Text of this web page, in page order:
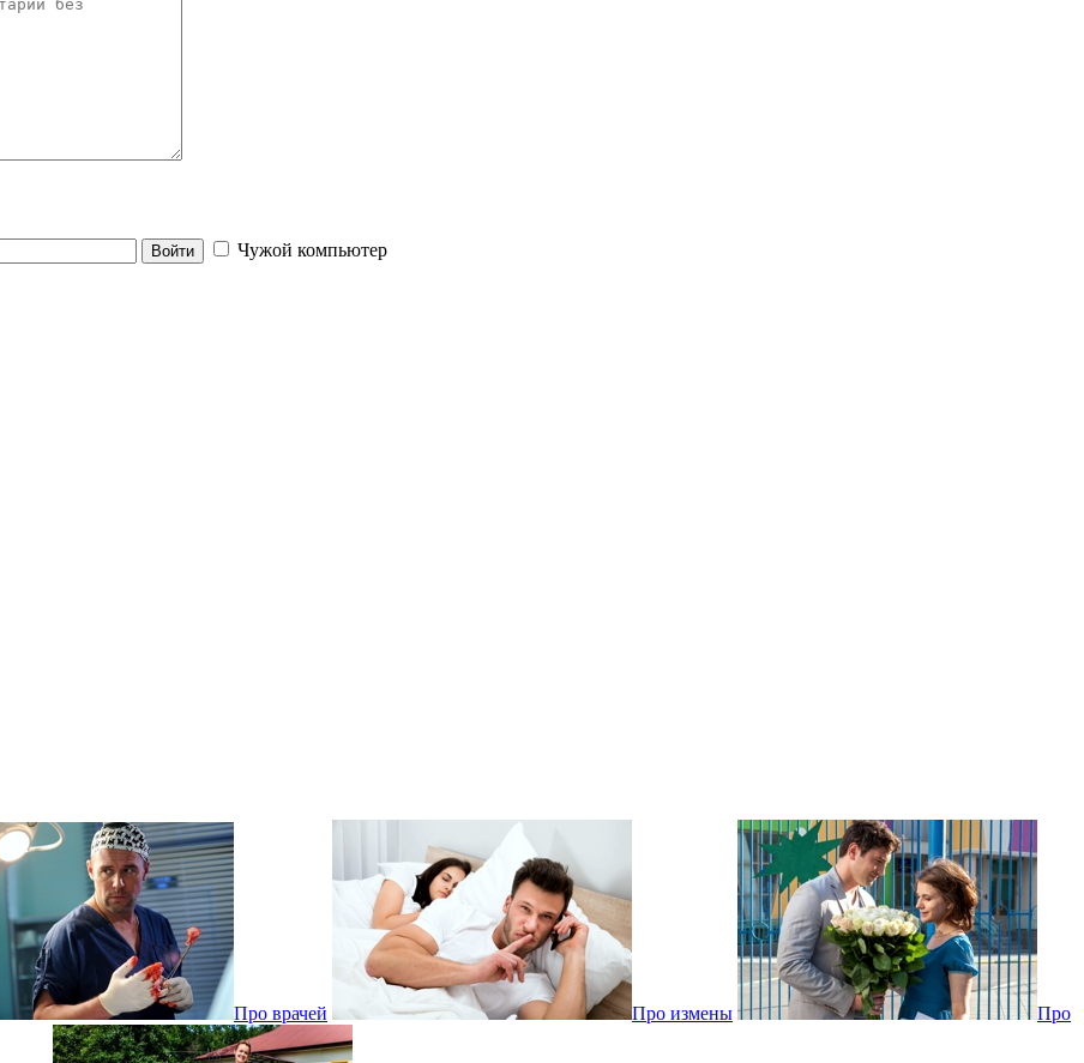
Войти
Чужой компьютер
Про врачей Про измены Про